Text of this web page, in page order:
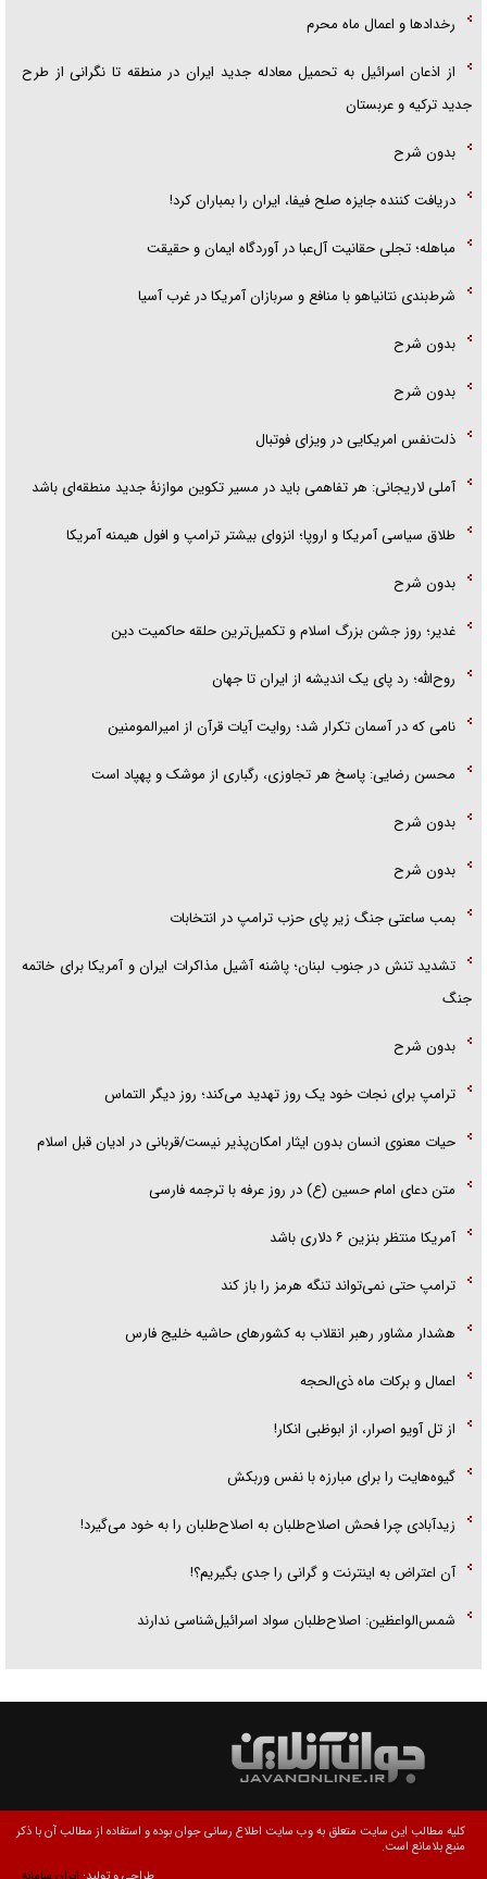
رخداد‌ها و اعمال ماه محرم
از اذعان اسرائیل به تحمیل معادله جدید ایران در منطقه تا نگرانی از طرح
جدید ترکیه و عربستان
بدون شرح
دریافت کننده جایزه صلح فیفا، ایران را بمباران کرد!
مباهله؛ تجلی حقانیت آل‌عبا در آوردگاه ایمان و حقیقت
شرط‌بندی نتانیاهو با منافع و سربازان آمریکا در غرب آسیا
بدون شرح
بدون شرح
ذلت‌نفس امریکایی در ویزای فوتبال
آملی لاریجانی: هر تفاهمی باید در مسیر تکوین موازنۀ جدید منطقه‌ای باشد
طلاق سیاسی آمریکا و اروپا؛ انزوای بیشتر ترامپ و افول هیمنه آمریکا
بدون شرح
غدیر؛ روز جشن بزرگ اسلام و تکمیل‌ترین حلقه حاکمیت دین
روح‌الله؛ رد پای یک اندیشه از ایران تا جهان
نامی که در آسمان تکرار شد؛ روایت آیات قرآن از امیرالمومنین
محسن رضایی: پاسخ هر تجاوزی، رگباری از موشک و پهپاد است
بدون شرح
بدون شرح
بمب ساعتی جنگ زیر پای حزب ترام‍پ در انتخابات
تشدید تنش در جنوب لبنان؛ پاشنه آشیل مذاکرات ایران و آمریکا برای خاتمه
جنگ
بدون شرح
ترامپ برای نجات خود یک روز تهدید می‌کند؛ روز دیگر التماس
حیات معنوی انسان بدون ایثار امکان‌پذیر نیست/قربانی در ادیان قبل اسلام
متن دعای امام حسین (ع) در روز عرفه با ترجمه فارسی
آمریکا منتظر بنزین ۶ دلاری باشد
ترامپ حتی نمی‌تواند تنگه هرمز را باز کند
هشدار مشاور رهبر انقلاب به کشور‌های حاشیه خلیج فارس
اعمال و برکات ماه ذی‌الحجه
از تل آویو اصرار، از ابوظبی انکار!
گیوه‌هایت را برای مبارزه با نفس وربکش
زیدآبادی چرا فحش اصلاح‌طلبان به اصلاح‌طلبان را به خود می‌گیرد!
آن اعتراض به اینترنت و گرانی را جدی بگیریم؟!
شمس‌الواعظین: اصلاح‌طلبان سواد اسرائیل‌شناسی ندارند
کلیه مطالب این سایت متعلق به وب سایت اطلاع رسانی جوان بوده و استفاده از مطالب آن با ذکر
منبع بلامانع است.